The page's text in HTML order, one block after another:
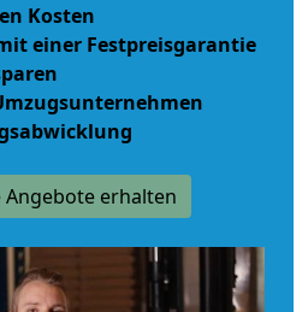
Kosten
einer Festpreisgarantie
Angebote erhalten